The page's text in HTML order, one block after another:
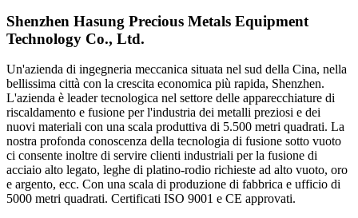
Shenzhen Hasung Precious Metals Equipment
Technology Co., Ltd.
Un'azienda di ingegneria meccanica situata nel sud della Cina, nella
bellissima città con la crescita economica più rapida, Shenzhen.
L'azienda è leader tecnologica nel settore delle apparecchiature di
riscaldamento e fusione per l'industria dei metalli preziosi e dei
nuovi materiali con una scala produttiva di 5.500 metri quadrati. La
nostra profonda conoscenza della tecnologia di fusione sotto vuoto
ci consente inoltre di servire clienti industriali per la fusione di
acciaio alto legato, leghe di platino-rodio richieste ad alto vuoto, oro
e argento, ecc. Con una scala di produzione di fabbrica e ufficio di
5000 metri quadrati. Certificati ISO 9001 e CE approvati.